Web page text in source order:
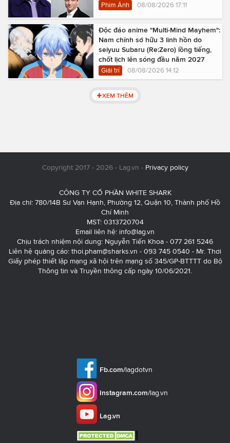
Phim Ảnh 08/08/2026 17:11
Độc đáo anime "Multi-Mind Mayhem":
Nam chính sở hữu 3 linh hồn do
seiyuu Subaru (Re:Zero) lồng tiếng,
chốt lịch lên sóng đầu năm 2027
Giải trí 08/08/2026 14:12
XEM THÊM
Copyright 2017 - 2026 - Lag.vn - Privacy policy
CÔNG TY CỔ PHẦN WHITE SHARK
Địa chỉ: 780/14B Sư Vạn Hạnh, Phường 12, Quận 10, Thành phố Hồ
Chí Minh
MST: 0313720704
Email liên hệ: info@lag.vn
Chịu trách nhiệm nội dung: Nguyễn Tiến Khoa - 077 261 5246
Liên hệ quảng cáo: thoi.pham@sharks.vn - 093 745 0540 - Mr. Thơi
Giấy phép thiết lập mạng xã hội trên mạng số 345/GP-BTTTT do Bộ
Thông tin và Truyền thông cấp ngày 10/06/2021.
Fb.com/lagdotvn
Instagram.com/lag.vn
Lag.vn